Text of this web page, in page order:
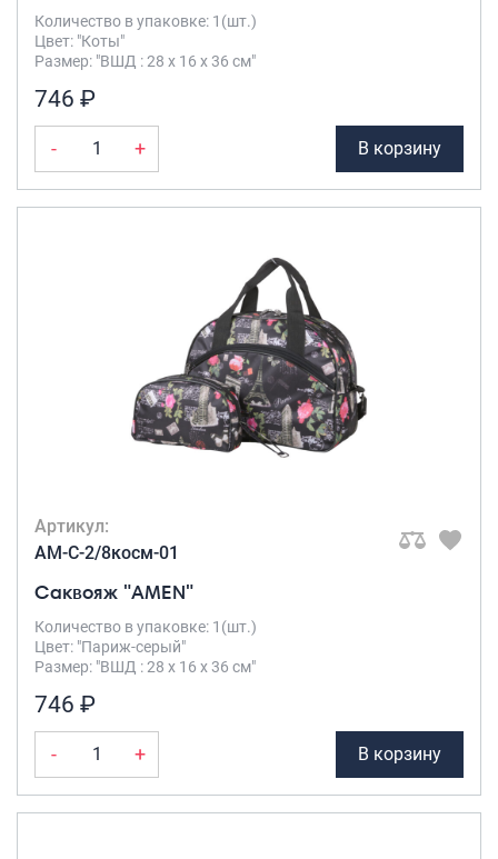
Количество в упаковке: 1(шт.)
Цвет: "Коты"
Размер: "ВШД : 28 х 16 х 36 см"
746 ₽
- + В корзину
Артикул:
AM-C-2/8косм-01
Саквояж "AMEN"
Количество в упаковке: 1(шт.)
Цвет: "Париж-серый"
Размер: "ВШД : 28 х 16 х 36 см"
746 ₽
- + В корзину